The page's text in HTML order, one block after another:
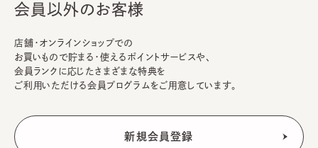
会員以外のお客様
店舗・オンラインショップでの
お買いもので貯まる・使えるポイントサービスや、
会員ランクに応じたさまざまな特典を
ご利用いただける会員プログラムをご用意しています。